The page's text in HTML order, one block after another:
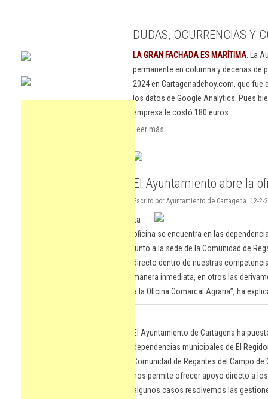
DUDAS, OCURRENCIAS Y
LA GRAN FACHADA ES MARÍTIMA . La
permanente en columna y decenas
2024 en Cartagenadehoy.com, que
los datos de Google Analytics. Pues
empresa le costó 180 euros.
Leer más...
El Ayuntamiento abre la
Escrito por Ayuntamiento de Cartagena. 12-
La
oficina se encuentra en las
junto a la sede de la Comunidad de
directo dentro de nuestras
manera inmediata, en otros las
a la Oficina Comarcal Agraria”, ha
El Ayuntamiento de Cartagena ha
dependencias municipales de El
Comunidad de Regantes del Campo
nos permite ofrecer apoyo directo a
algunos casos resolvemos las